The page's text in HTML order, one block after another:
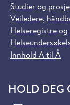
Studier og
Veiledere,
Helseregistre
Innhold A til Å
HOLD DEG